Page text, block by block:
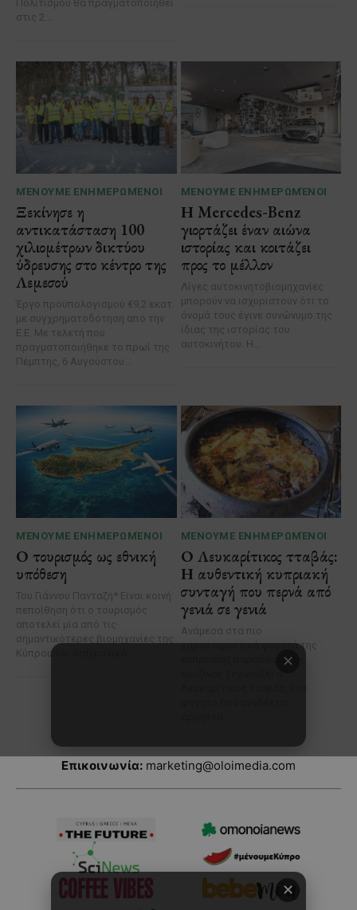
Επικοινωνία: marketing@oloimedia.com
✕